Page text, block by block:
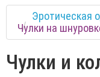
Эротическая
Чулки на
Чулки и